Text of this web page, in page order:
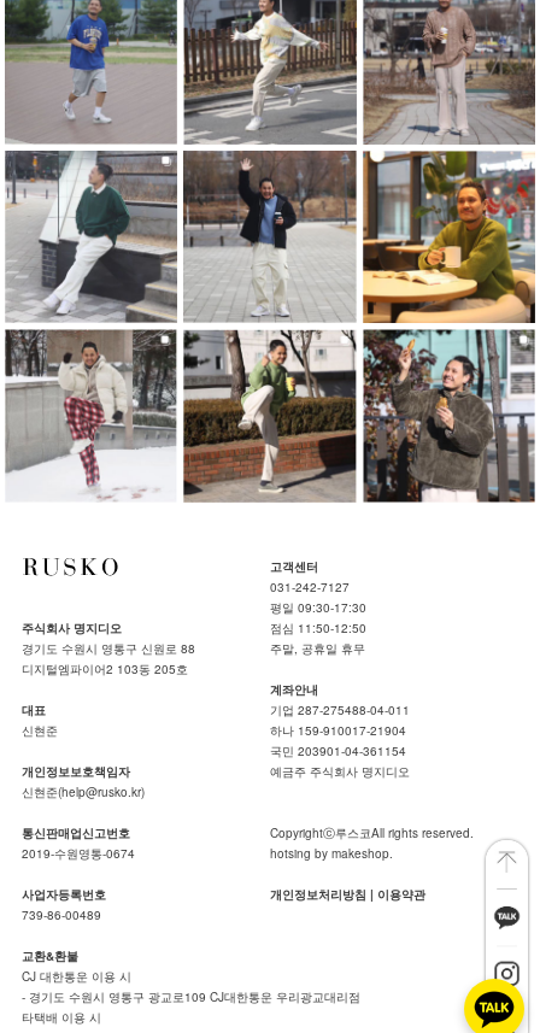
주식회사 명지디오
경기도 수원시 영통구 신원로 88
디지털엠파이어2 103동 205호
대표
신현준
개인정보보호책임자
신현준(help@rusko.kr)
통신판매업신고번호
2019-수원영통-0674
사업자등록번호
739-86-00489
고객센터
031-242-7127
평일 09:30-17:30
점심 11:50-12:50
주말, 공휴일 휴무
계좌안내
기업 287-275488-04-011
하나 159-910017-21904
국민 203901-04-361154
예금주 주식회사 명지디오
Copyrightⓒ루스코All rights reserved.
hotsing by makeshop.
개인정보처리방침 | 이용약관
교환&환불
CJ 대한통운 이용 시
- 경기도 수원시 영통구 광교로109 CJ대한통운 우리광교대리점
타택배 이용 시